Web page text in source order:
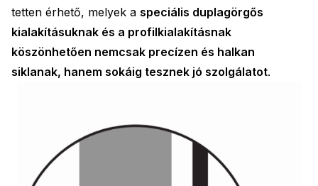
tetten érhető, melyek a speciális duplagörgős
kialakításuknak és a profilkialakításnak
köszönhetően nemcsak precízen és halkan
siklanak, hanem sokáig tesznek jó szolgálatot.